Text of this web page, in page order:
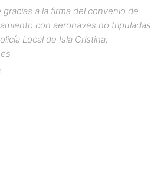
a la firma del convenio de
con aeronaves no tripuladas
Local de Isla Cristina,